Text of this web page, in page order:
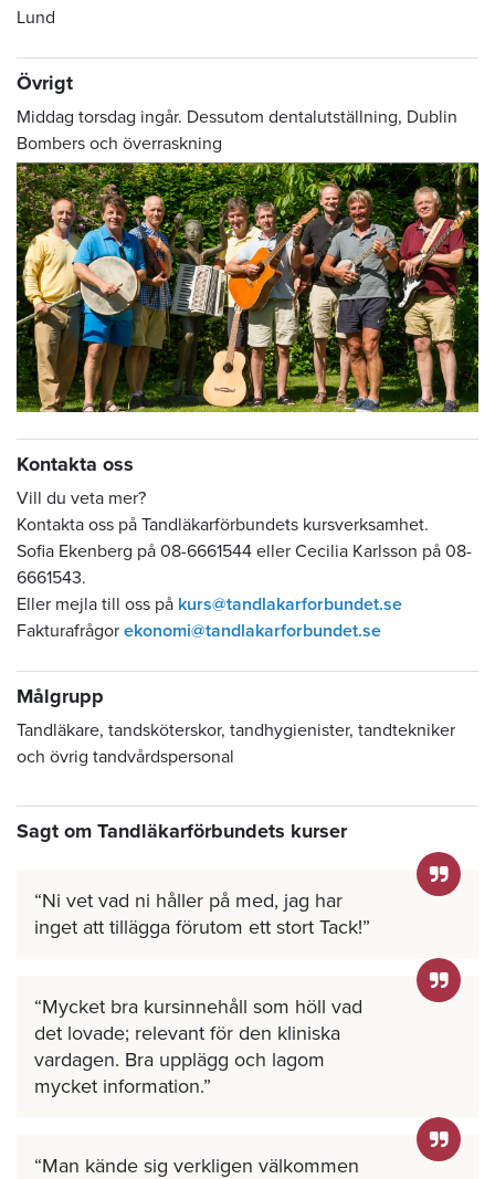
Lund
Övrigt
Middag torsdag ingår. Dessutom dentalutställning, Dublin
Bombers och överraskning
Kontakta oss
Vill du veta mer?
Kontakta oss på Tandläkarförbundets kursverksamhet.
Sofia Ekenberg på 08-6661544 eller Cecilia Karlsson på 08-
6661543.
Eller mejla till oss på kurs@tandlakarforbundet.se
Fakturafrågor ekonomi@tandlakarforbundet.se
Målgrupp
Tandläkare, tandsköterskor, tandhygienister, tandtekniker
och övrig tandvårdspersonal
Sagt om Tandläkarförbundets kurser
Ni vet vad ni håller på med, jag har
inget att tillägga förutom ett stort Tack!
Mycket bra kursinnehåll som höll vad
det lovade; relevant för den kliniska
vardagen. Bra upplägg och lagom
mycket information.
Man kände sig verkligen välkommen